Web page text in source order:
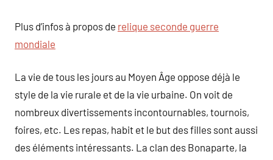
Plus d’infos à propos de relique seconde guerre
mondiale
La vie de tous les jours au Moyen Âge oppose déjà le
style de la vie rurale et de la vie urbaine. On voit de
nombreux divertissements incontournables, tournois,
foires, etc. Les repas, habit et le but des filles sont aussi
des éléments intéressants. La clan des Bonaparte, la